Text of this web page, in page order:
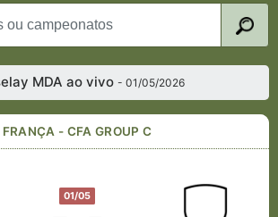
MDA ao vivo- 01/05/2026
FRANÇA - CFA GROUP C
01/05